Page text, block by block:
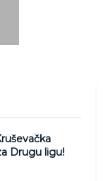
Drugu ligu!